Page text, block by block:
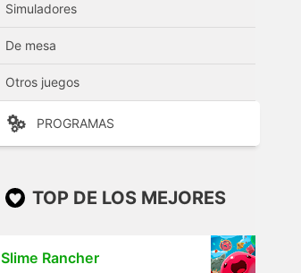
Simuladores
De mesa
Otros juegos
PROGRAMAS
TOP DE LOS MEJORES
Slime Rancher